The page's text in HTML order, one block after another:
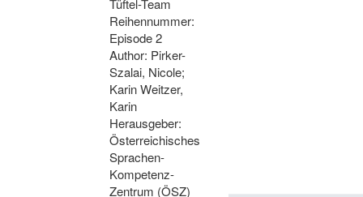
Tüftel-Team
Reihennummer:
Episode 2
Author: Pirker-
Szalai, Nicole;
Karin Weitzer,
Karin
Herausgeber:
Österreichisches
Sprachen-
Kompetenz-
Zentrum (ÖSZ)